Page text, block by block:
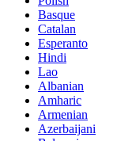
Basque
Catalan
Esperanto
Hindi
Lao
Albanian
Amharic
Armenian
Azerbaijani